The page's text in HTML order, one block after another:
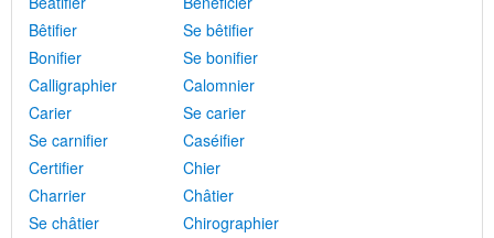
Bêtifier
Se bêtifier
Bonifier
Se bonifier
Calligraphier
Calomnier
Carier
Se carier
Se carnifier
Caséifier
Certifier
Chier
Charrier
Châtier
Se châtier
Chirographier